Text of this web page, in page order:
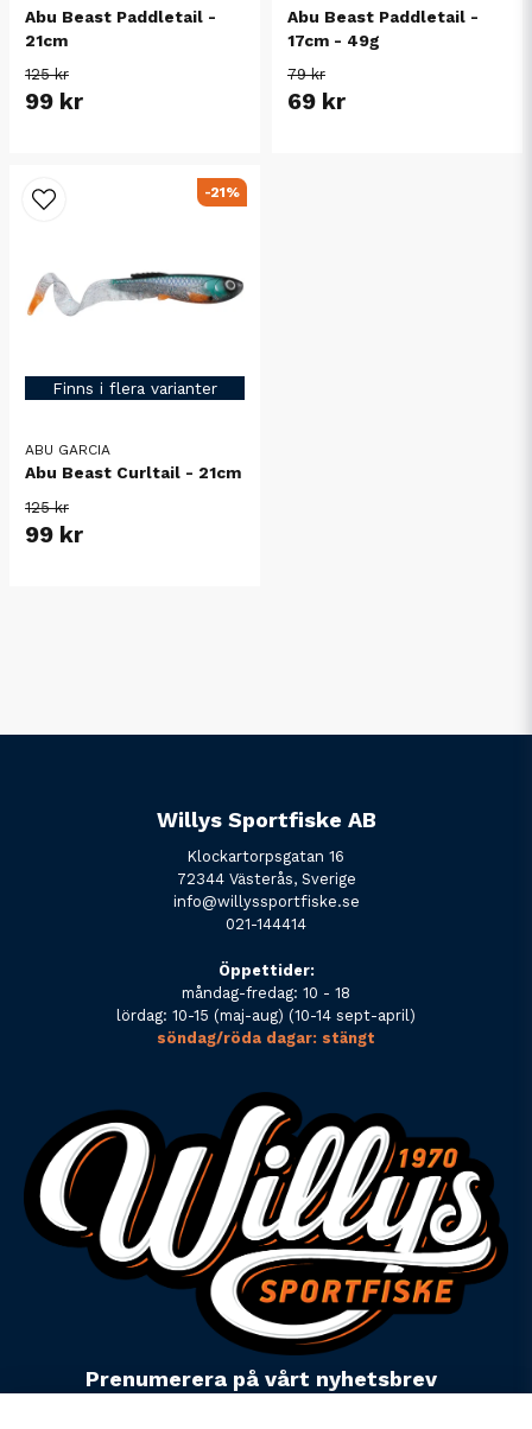
Abu Beast Paddletail -
21cm
125 kr
99 kr
Abu Beast Paddletail -
17cm - 49g
79 kr
69 kr
Finns i flera varianter
ABU GARCIA
Abu Beast Curltail - 21cm
125 kr
99 kr
-21%
Willys Sportfiske AB
Klockartorpsgatan 16
72344 Västerås, Sverige
info@willyssportfiske.se
021-144414
Öppettider:
måndag-fredag: 10 - 18
lördag: 10-15 (maj-aug) (10-14 sept-april)
söndag/röda dagar: stängt
Prenumerera på vårt nyhetsbrev